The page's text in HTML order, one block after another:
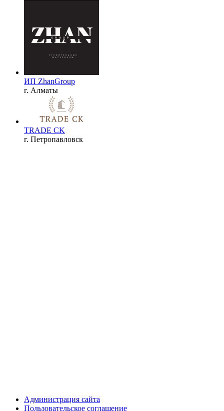
ИП ZhanGroup
г. Алматы
TRADE CK
г. Петропавловск
Администрация сайта
Пользовательское соглашение